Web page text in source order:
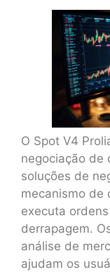
O Spot V4
negociação de
soluções de
mecanismo de
executa
derrapagem.
análise de
ajudam os